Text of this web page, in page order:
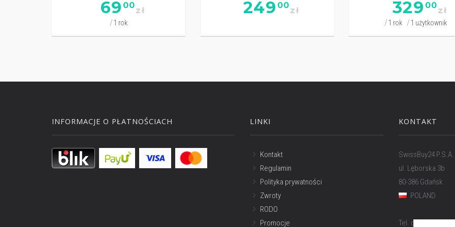
69 00
zł
1 rok
249 00
zł 329 00
zł
1 rok 1 użytkownik
INFORMACJE O PŁATNOŚCIACH LINKI
Kontakt
Regulamin
Polityka prywatności
Zwroty
RODO
Promocje
KONTAKT
SwissBuy24 P.S.A.
ul. Lęborska 3b
80-386 Gdańsk
POLAND
Tel. obsługa w